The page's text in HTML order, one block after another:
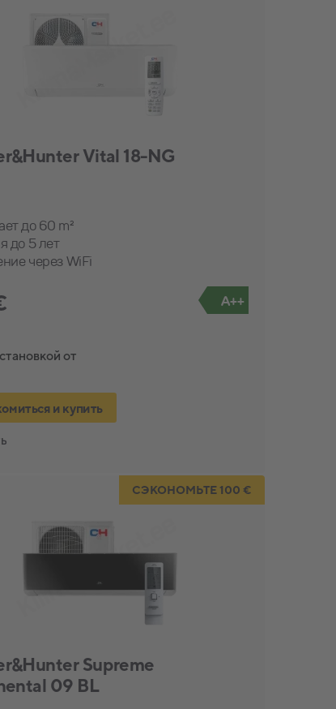
Vital 18-NG
до 60 m²
до 5 лет
через WiFi
от
A++
и купить
СЭКОНОМЬТЕ 100 €
Supreme
09 BL